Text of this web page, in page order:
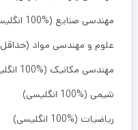
مهندسی صنایع (%100 انگلیسی)
علوم و مهندسی مواد (حداقل 30٪ انگلیسی)
مهندسی مکانیک (%100 انگلیسی)
شیمی (%100 انگلیسی)
ریاضیات (%100 انگلیسی)